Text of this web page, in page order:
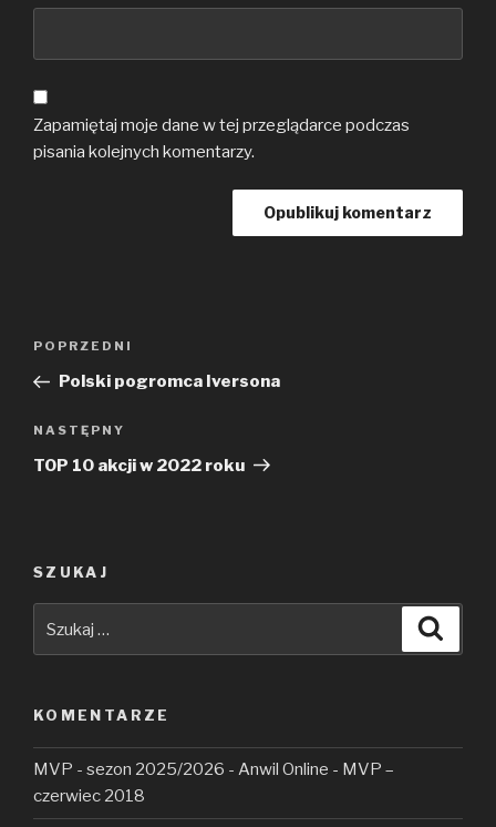
Zapamiętaj moje dane w tej przeglądarce podczas
pisania kolejnych komentarzy.
Poprzedni
wpis
POPRZEDNI
Polski pogromca Iversona
Następny
wpis
NASTĘPNY
TOP 10 akcji w 2022 roku
SZUKAJ
KOMENTARZE
MVP - sezon 2025/2026 - Anwil Online - MVP –
czerwiec 2018